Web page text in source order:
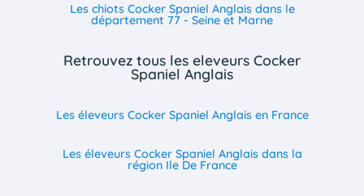
Les chiots Cocker Spaniel Anglais dans le
département 77 - Seine et Marne
Retrouvez tous les eleveurs Cocker
Spaniel Anglais
Les éleveurs Cocker Spaniel Anglais en France
Les éleveurs Cocker Spaniel Anglais dans la
région Ile De France